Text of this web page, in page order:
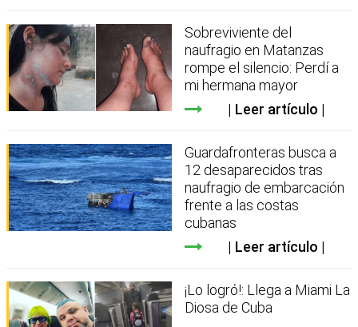
Sobreviviente del
naufragio en Matanzas
rompe el silencio: Perdí a
mi hermana mayor
Leer artículo
Guardafronteras busca a
12 desaparecidos tras
naufragio de embarcación
frente a las costas
cubanas
Leer artículo
¡Lo logró!: Llega a Miami La
Diosa de Cuba